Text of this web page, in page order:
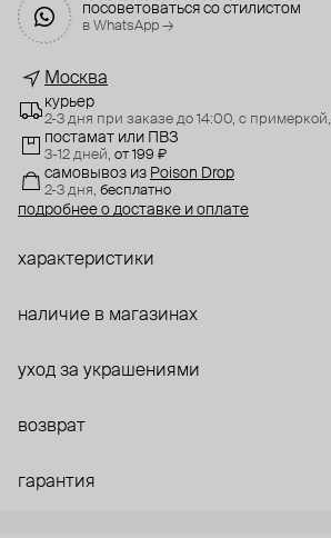
посоветоваться со стилистом
в WhatsApp →
Москва
курьер
2-3 дня при заказе до 14:00, с примеркой,
постамат или ПВЗ
3-12 дней, от 199 ₽
самовывоз из Poison Drop
2-3 дня, бесплатно
подробнее о доставке и оплате
характеристики
наличие в магазинах
уход за украшениями
возврат
гарантия